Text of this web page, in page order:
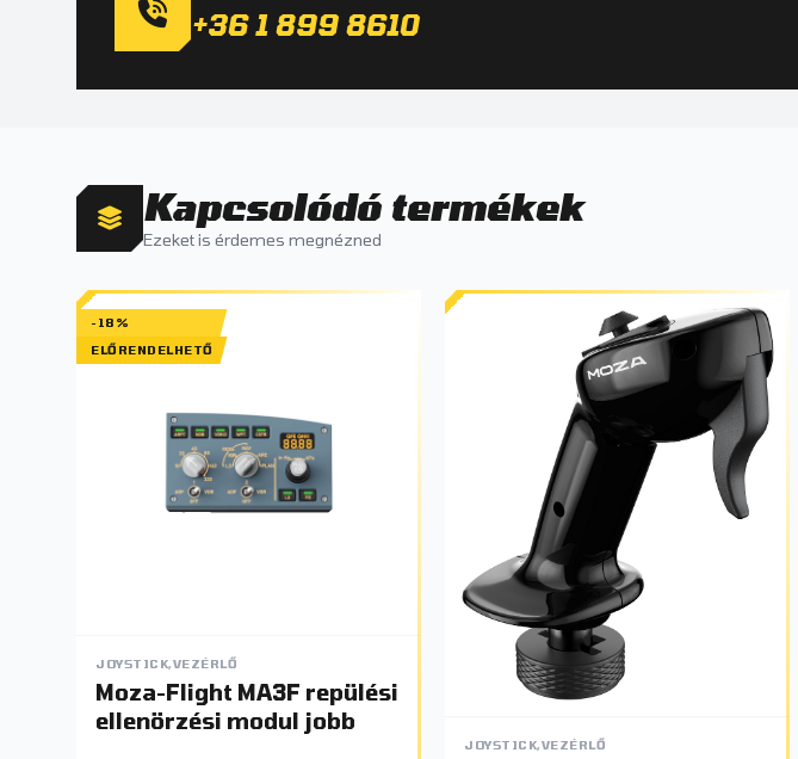
+36 1 899 8610
Kapcsolódó termékek
Ezeket is érdemes megnézned
-18%
ELŐRENDELHETŐ
JOYSTICK,VEZÉRLŐ
Moza-Flight MA3F repülési
ellenörzési modul jobb
JOYSTICK,VEZÉRLŐ